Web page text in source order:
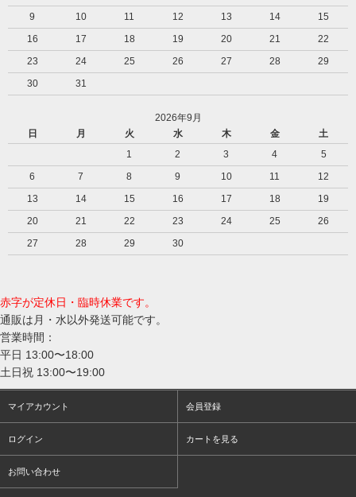
9
10 11 12 13 14
15
16
17 18 19 20 21
22
23
24 25 26 27 28
29
30
31
2026年9月
日
月 火 水 木 金
土
1
2 3 4
5
6
7 8 9 10 11
12
13
14 15 16 17 18
19
20
21 22 23 24 25
26
27
28 29 30
赤字が定休日・臨時休業です。
通販は月・水以外発送可能です。
営業時間：
平日 13:00〜18:00
土日祝 13:00〜19:00
マイアカウント 会員登録
ログイン カートを見る
お問い合わせ